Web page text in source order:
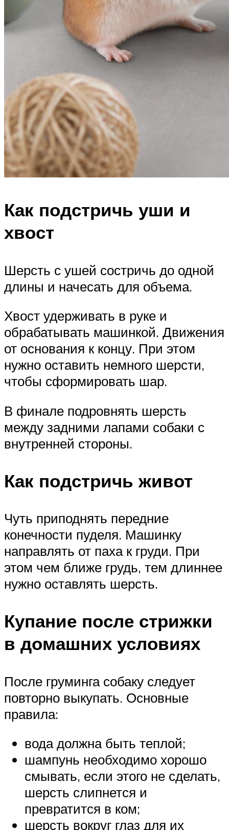
Как подстричь уши и
хвост
Шерсть с ушей состричь до одной
длины и начесать для объема.
Хвост удерживать в руке и
обрабатывать машинкой. Движения
от основания к концу. При этом
нужно оставить немного шерсти,
чтобы сформировать шар.
В финале подровнять шерсть
между задними лапами собаки с
внутренней стороны.
Как подстричь живот
Чуть приподнять передние
конечности пуделя. Машинку
направлять от паха к груди. При
этом чем ближе грудь, тем длиннее
нужно оставлять шерсть.
Купание после стрижки
в домашних условиях
После груминга собаку следует
повторно выкупать. Основные
правила:
вода должна быть теплой;
шампунь необходимо хорошо
смывать, если этого не сделать,
шерсть слипнется и
превратится в ком;
шерсть вокруг глаз для их